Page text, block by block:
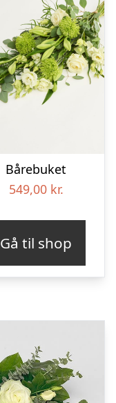
Bårebuket
549,00 kr.
Gå til shop